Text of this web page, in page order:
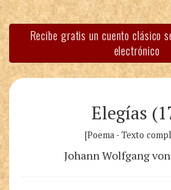
Recibe gratis un cuento clásico
electrónico
Elegías
[Poema - Texto
Johann Wolfgang